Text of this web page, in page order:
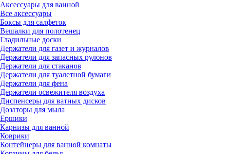
Аксессуары для ванной
Все аксессуары
Боксы для салфеток
Вешалки для полотенец
Гладильные доски
Держатели для газет и журналов
Держатели для запасных рулонов
Держатели для стаканов
Держатели для туалетной бумаги
Держатели для фена
Держатели освежителя воздуха
Диспенсеры для ватных дисков
Дозаторы для мыла
Ершики
Карнизы для ванной
Коврики
Контейнеры для ванной комнаты